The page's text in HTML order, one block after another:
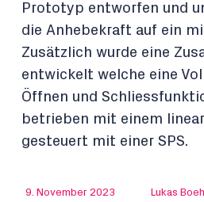
Prototyp entworfen und
die Anhebekraft auf ein
Zusätzlich wurde eine
entwickelt welche eine
Öffnen und
betrieben mit einem
gesteuert mit einer SPS.
9. November 2023 Lukas